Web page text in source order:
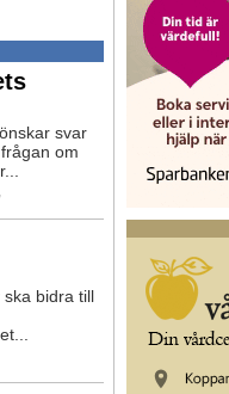
svar
om
bidra till